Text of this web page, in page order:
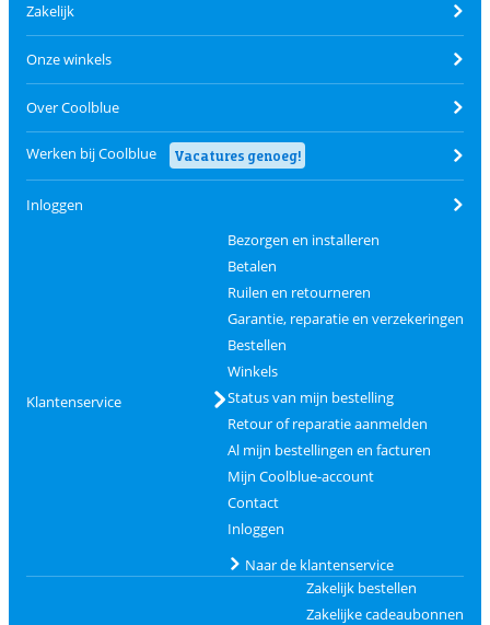
Zakelijk
Onze winkels
Over Coolblue
Werken bij Coolblue Vacatures genoeg!
Inloggen
Klantenservice
Bezorgen en installeren
Betalen
Ruilen en retourneren
Garantie, reparatie en verzekeringen
Bestellen
Winkels
Status van mijn bestelling
Retour of reparatie aanmelden
Al mijn bestellingen en facturen
Mijn Coolblue-account
Contact
Inloggen
Naar de klantenservice
Zakelijk bestellen
Zakelijke cadeaubonnen